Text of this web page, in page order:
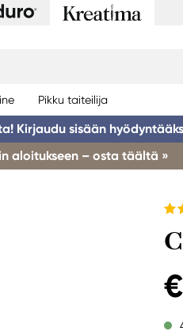
Pikku taiteilija
Kirjaudu sisään
aloitukseen – osta täältä »